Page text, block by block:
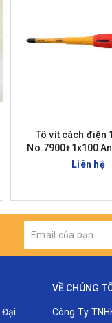
Tô vít cách điện
No.7900+1x100
Bản
Liên hệ
Đại
VỀ CHÚNG
Công Ty